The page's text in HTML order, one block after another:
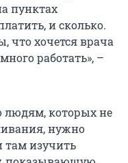
пунктах
и сколько.
что хочется врача
работать», –
людям, которых не
нужно
там изучить